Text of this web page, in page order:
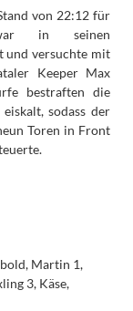
von 22:12 für
in seinen
und versuchte mit
Keeper Max
bestraften die
sodass der
Toren in Front
Martin 1,
3, Käse,